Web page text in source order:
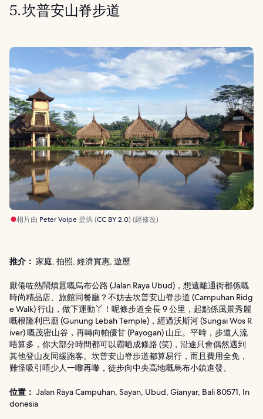
5. 坎普安山脊步道
相片由 Peter Volpe提供 (CC BY 2.0) (經修改)
推介： 家庭, 拍照, 經濟實惠, 遊歷
厭倦咗熱鬧煩囂嘅烏布公路 (Jalan Raya Ubud)，想遠離通街都係嘅
時尚精品店、旅館同餐廳？不妨去坎普安山脊步道 (Campuhan Ridg
e Walk) 行山，做下運動丫！呢條步道全長 9 公里，起點係風景秀麗
嘅根隆利巴廟 (Gunung Lebah Temple)，經過沃斯河 (Sungai Wos R
iver) 嘅茂密山谷，再轉向帕優甘 (Payogan) 山丘。平時，步道人流
唔算多，你大部分時間都可以霸哂成條路 (笑)，沿途只會偶然遇到
其他登山友同緩跑客。坎普安山脊步道都算易行，而且費用全免，
難怪吸引唔少人一嚟再嚟，徒步向中央高地嘅烏布小鎮進發。
位置： Jalan Raya Campuhan, Sayan, Ubud, Gianyar, Bali 80571, In
donesia